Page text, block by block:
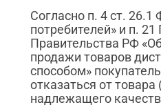
Согласно п. 4 ст.
потребителей» и п.
Правительства РФ
продажи товаров
способом»
отказаться от товара
надлежащего